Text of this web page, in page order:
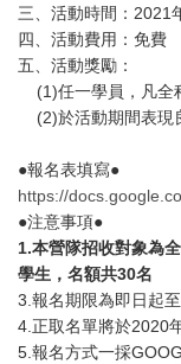
三、活動時間：2021
四、活動費用：免費
五、活動獎勵：
(1)任一學員，凡全
(2)於活動期間表現
●報名表填寫●
https://
●注意事項●
1.本營隊招收對象為
學生，名額共30名
3.報名期限為即日起
4.正取名單將於2020
5.報名方式一採